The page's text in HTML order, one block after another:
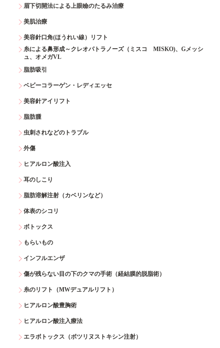
眉下切開法による上眼瞼のたるみ治療
美肌治療
美容針口角(ほうれい線）リフト
糸による鼻形成～クレオパトラノーズ（ミスコ MISKO)、Gメッシ
ュ、オメガVL
脂肪吸引
ベビーコラーゲン・レディエッセ
美容針アイリフト
脂肪腫
虫刺されなどのトラブル
外傷
ヒアルロン酸注入
耳のしこり
脂肪溶解注射（カベリンなど）
体表のシコリ
ボトックス
もらいもの
インフルエンザ
傷が残らない目の下のクマの手術（経結膜的脱脂術）
糸のリフト（MWデュアルリフト）
ヒアルロン酸豊胸術
ヒアルロン酸注入療法
エラボトックス（ボツリヌストキシン注射）